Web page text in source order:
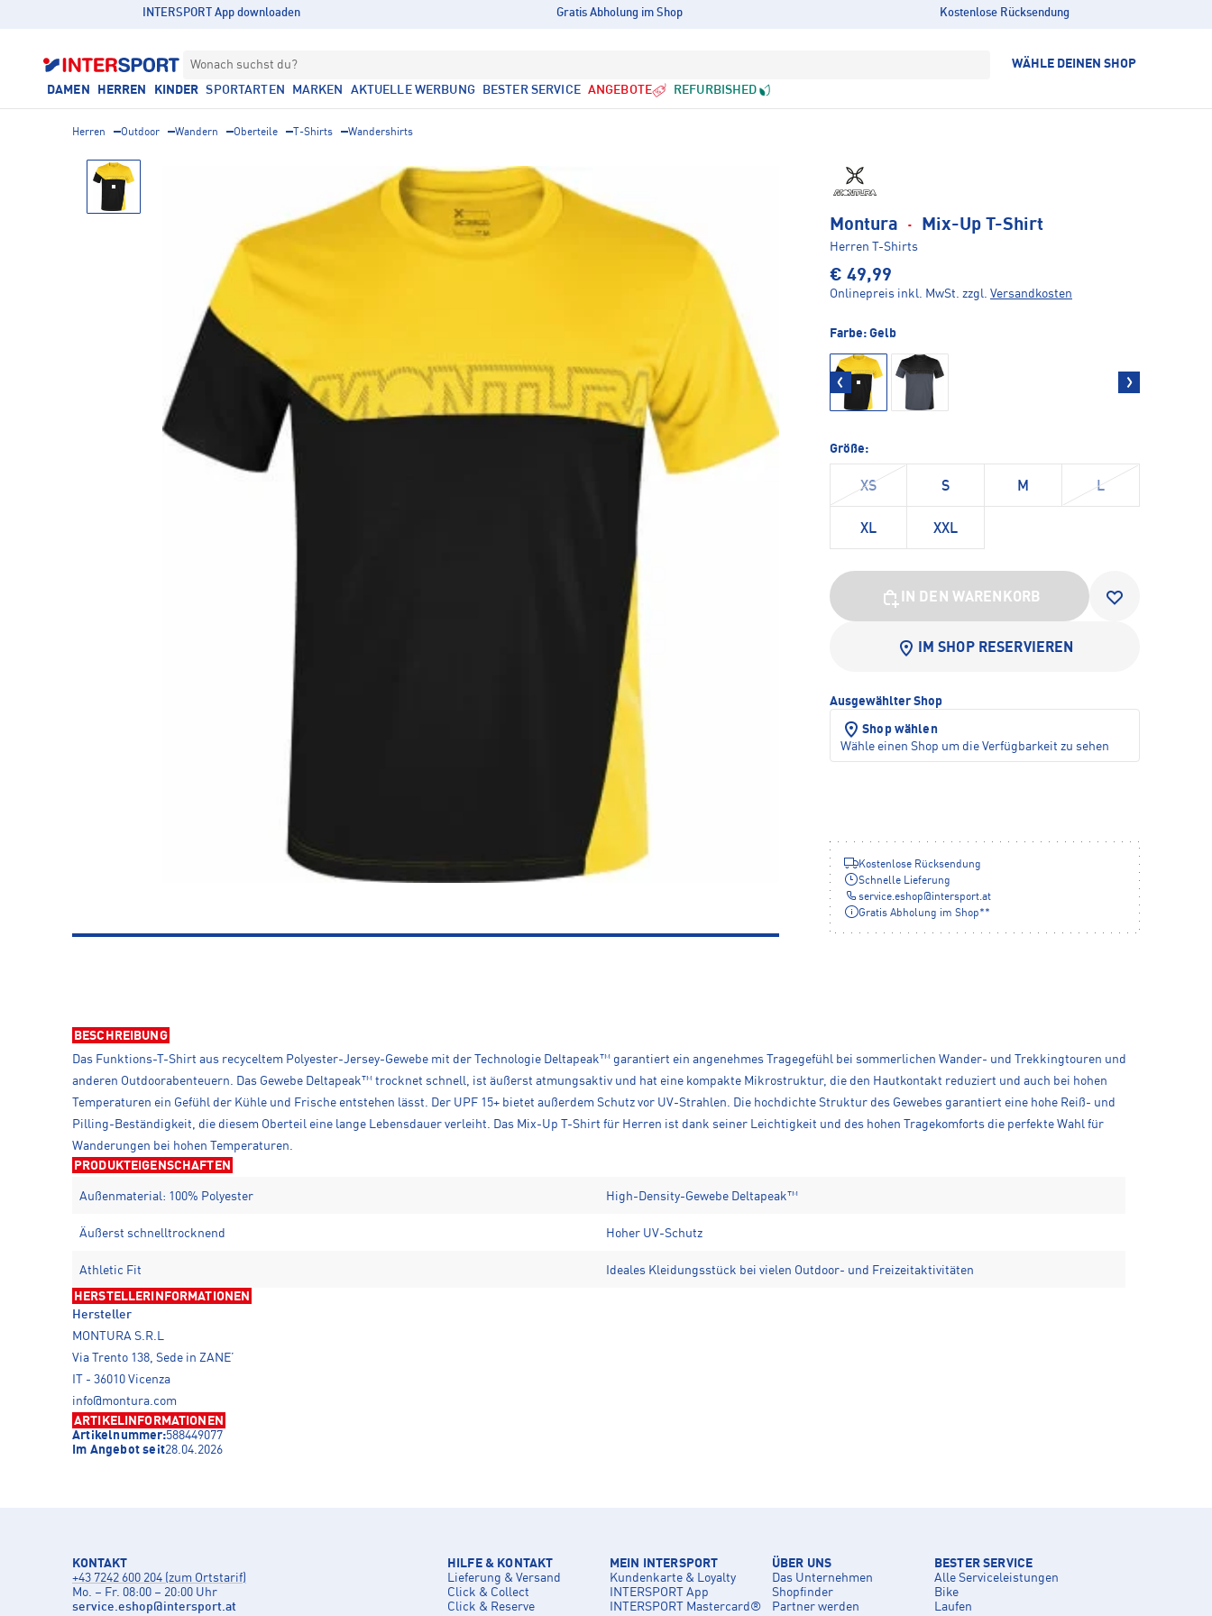
INTERSPORT App downloaden Gratis Abholung im Shop Kostenlose Rücksendung
Wonach suchst du? WÄHLE DEINEN SHOP
DAMEN HERREN KINDER SPORTARTEN MARKEN AKTUELLE WERBUNG BESTER SERVICE ANGEBOTE REFURBISHED
Herren Outdoor Wandern Oberteile T-Shirts Wandershirts
Montura · Mix-Up T-Shirt
Herren T-Shirts
€ 49,99
Onlinepreis inkl. MwSt. zzgl. Versandkosten
Farbe: Gelb
Größe:
XS S M L
XL XXL
IN DEN WARENKORB
IM SHOP RESERVIEREN
Ausgewählter Shop
Shop wählen
Wähle einen Shop um die Verfügbarkeit zu sehen
Kostenlose Rücksendung
Schnelle Lieferung
service.eshop@intersport.at
Gratis Abholung im Shop**
BESCHREIBUNG
Das Funktions-T-Shirt aus recyceltem Polyester-Jersey-Gewebe mit der Technologie Deltapeak™ garantiert ein angenehmes Tragegefühl bei sommerlichen Wander- und Trekkingtouren und
anderen Outdoorabenteuern. Das Gewebe Deltapeak™ trocknet schnell, ist äußerst atmungsaktiv und hat eine kompakte Mikrostruktur, die den Hautkontakt reduziert und auch bei hohen
Temperaturen ein Gefühl der Kühle und Frische entstehen lässt. Der UPF 15+ bietet außerdem Schutz vor UV-Strahlen. Die hochdichte Struktur des Gewebes garantiert eine hohe Reiß- und
Pilling-Beständigkeit, die diesem Oberteil eine lange Lebensdauer verleiht. Das Mix-Up T-Shirt für Herren ist dank seiner Leichtigkeit und des hohen Tragekomforts die perfekte Wahl für
Wanderungen bei hohen Temperaturen.
PRODUKTEIGENSCHAFTEN
Außenmaterial: 100% Polyester High-Density-Gewebe Deltapeak™
Äußerst schnelltrocknend Hoher UV-Schutz
Athletic Fit Ideales Kleidungsstück bei vielen Outdoor- und Freizeitaktivitäten
HERSTELLERINFORMATIONEN
Hersteller
MONTURA S.R.L
Via Trento 138, Sede in ZANE’
IT - 36010 Vicenza
info@montura.com
ARTIKELINFORMATIONEN
Artikelnummer:588449077
Im Angebot seit28.04.2026
KONTAKT
+43 7242 600 204 (zum Ortstarif)
Mo. – Fr. 08:00 – 20:00 Uhr
service.eshop@intersport.at
HILFE & KONTAKT
Lieferung & Versand
Click & Collect
Click & Reserve
MEIN INTERSPORT
Kundenkarte & Loyalty
INTERSPORT App
INTERSPORT Mastercard®
ÜBER UNS
Das Unternehmen
Shopfinder
Partner werden
BESTER SERVICE
Alle Serviceleistungen
Bike
Laufen